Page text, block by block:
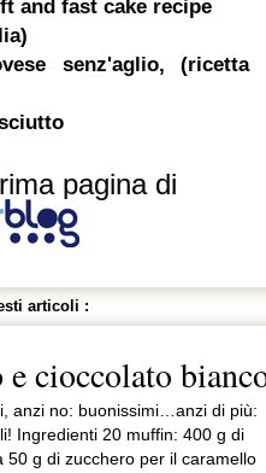
and fast cake recipe
senz'aglio, (ricetta
pagina di
articoli :
cioccolato
anzi no: buonissimi…anzi di più:
Ingredienti 20 muffin: 400 g di
50 g di zucchero per il caramello